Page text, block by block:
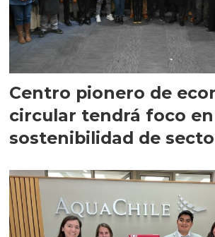
Centro pionero de
circular tendrá foco en
sostenibilidad de